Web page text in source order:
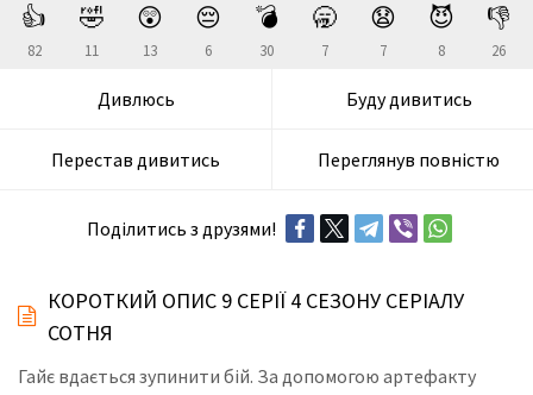
👍
82
🤣
11
😲
13
😔
6
💣
30
🥱
7
😧
7
😈
8
👎
26
Дивлюсь Буду дивитись
Перестав дивитись Переглянув повністю
Поділитись з друзями!
КОРОТКИЙ ОПИС 9 СЕРІЇ 4 СЕЗОНУ СЕРІАЛУ
СОТНЯ
Гайє вдається зупинити бій. За допомогою артефакту